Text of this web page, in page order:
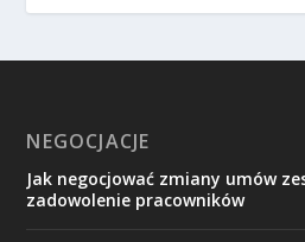
NEGOCJACJE
Jak negocjować zmiany umów
zadowolenie pracowników